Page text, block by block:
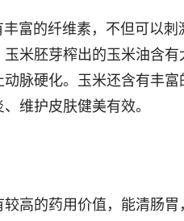
的纤维素，不但可以刺
米胚芽榨出的玉米油含
脉硬化。玉米还含有丰
维护皮肤健美有效。
高的药用价值，能清肠